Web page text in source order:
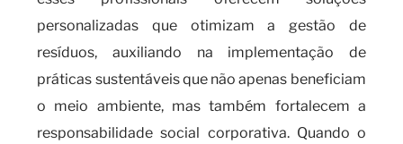
personalizadas que otimizam a gestão de
resíduos, auxiliando na implementação de
práticas sustentáveis que não apenas beneficiam
o meio ambiente, mas também fortalecem a
responsabilidade social corporativa. Quando o